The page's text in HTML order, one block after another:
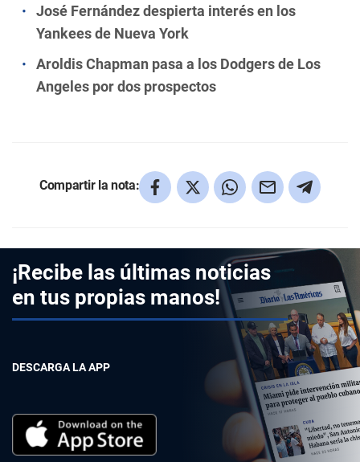
José Fernández despierta interés en los
Yankees de Nueva York
Aroldis Chapman pasa a los Dodgers de Los
Angeles por dos prospectos
Compartir la nota:
¡Recibe las últimas noticias
en tus propias manos!
DESCARGA LA APP